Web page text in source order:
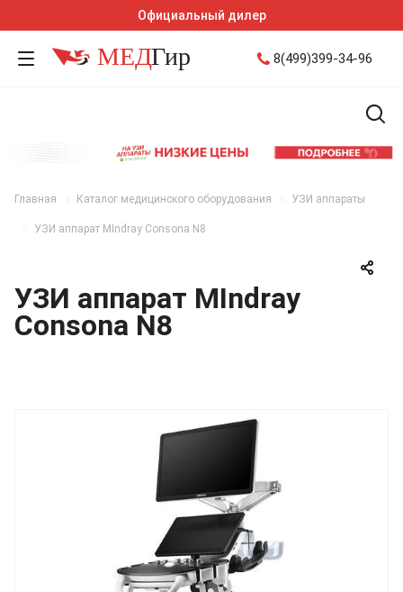
Официальный дилер
8(499)399-34-96
Главная Каталог медицинского оборудования УЗИ аппараты
УЗИ аппарат MIndray Consona N8
УЗИ аппарат MIndray
Consona N8